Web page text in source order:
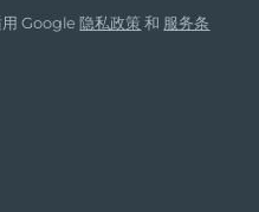
用 Google隐私政策 和 服务条